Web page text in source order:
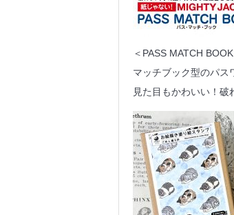
＜PASS MATCH BOOK
マッチブック型のパス
見た目もかわいい！破